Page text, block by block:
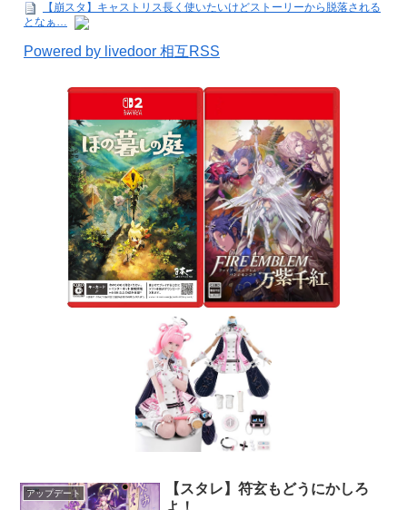
【崩スタ】キャストリス長く使いたいけどストーリーから脱落される
となぁ…
Powered by livedoor 相互RSS
アップデート
【スタレ】符玄もどうにかしろ